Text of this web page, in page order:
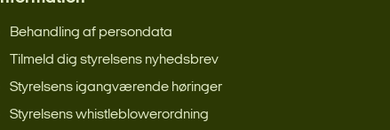
Behandling af persondata
Tilmeld dig styrelsens nyhedsbrev
Styrelsens igangværende høringer
Styrelsens whistleblowerordning